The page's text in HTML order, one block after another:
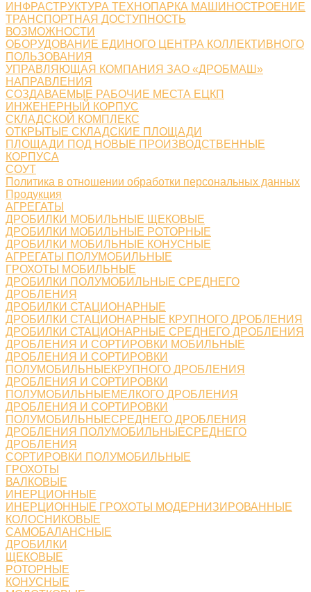
ИНФРАСТРУКТУРА ТЕХНОПАРКА МАШИНОСТРОЕНИЕ
ТРАНСПОРТНАЯ ДОСТУПНОСТЬ
ВОЗМОЖНОСТИ
ОБОРУДОВАНИЕ ЕДИНОГО ЦЕНТРА КОЛЛЕКТИВНОГО
ПОЛЬЗОВАНИЯ
УПРАВЛЯЮЩАЯ КОМПАНИЯ ЗАО «ДРОБМАШ»
НАПРАВЛЕНИЯ
СОЗДАВАЕМЫЕ РАБОЧИЕ МЕСТА ЕЦКП
ИНЖЕНЕРНЫЙ КОРПУС
СКЛАДСКОЙ КОМПЛЕКС
ОТКРЫТЫЕ СКЛАДСКИЕ ПЛОЩАДИ
ПЛОЩАДИ ПОД НОВЫЕ ПРОИЗВОДСТВЕННЫЕ
КОРПУСА
СОУТ
Политика в отношении обработки персональных данных
Продукция
АГРЕГАТЫ
ДРОБИЛКИ МОБИЛЬНЫЕ ЩЕКОВЫЕ
ДРОБИЛКИ МОБИЛЬНЫЕ РОТОРНЫЕ
ДРОБИЛКИ МОБИЛЬНЫЕ КОНУСНЫЕ
АГРЕГАТЫ ПОЛУМОБИЛЬНЫЕ
ГРОХОТЫ МОБИЛЬНЫЕ
ДРОБИЛКИ ПОЛУМОБИЛЬНЫЕ СРЕДНЕГО
ДРОБЛЕНИЯ
ДРОБИЛКИ СТАЦИОНАРНЫЕ
ДРОБИЛКИ СТАЦИОНАРНЫЕ КРУПНОГО ДРОБЛЕНИЯ
ДРОБИЛКИ СТАЦИОНАРНЫЕ СРЕДНЕГО ДРОБЛЕНИЯ
ДРОБЛЕНИЯ И СОРТИРОВКИ МОБИЛЬНЫЕ
ДРОБЛЕНИЯ И СОРТИРОВКИ
ПОЛУМОБИЛЬНЫЕКРУПНОГО ДРОБЛЕНИЯ
ДРОБЛЕНИЯ И СОРТИРОВКИ
ПОЛУМОБИЛЬНЫЕМЕЛКОГО ДРОБЛЕНИЯ
ДРОБЛЕНИЯ И СОРТИРОВКИ
ПОЛУМОБИЛЬНЫЕСРЕДНЕГО ДРОБЛЕНИЯ
ДРОБЛЕНИЯ ПОЛУМОБИЛЬНЫЕСРЕДНЕГО
ДРОБЛЕНИЯ
СОРТИРОВКИ ПОЛУМОБИЛЬНЫЕ
ГРОХОТЫ
ВАЛКОВЫЕ
ИНЕРЦИОННЫЕ
ИНЕРЦИОННЫЕ ГРОХОТЫ МОДЕРНИЗИРОВАННЫЕ
КОЛОСНИКОВЫЕ
САМОБАЛАНСНЫЕ
ДРОБИЛКИ
ЩЕКОВЫЕ
РОТОРНЫЕ
КОНУСНЫЕ